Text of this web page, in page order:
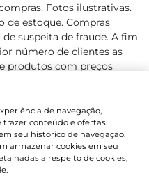
Fotos ilustrativas.
de estoque. Compras
suspeita de fraude. A fim
número de clientes as
produtos com preços
são exclusivos para
o dia de hoje, podendo
Proibida a venda
de 18 anos, conforme
da Criança e do
exclusivos para o
de navegação,
trazer conteúdo e ofertas
seu histórico de navegação.
armazenar cookies em seu
a respeito de cookies,